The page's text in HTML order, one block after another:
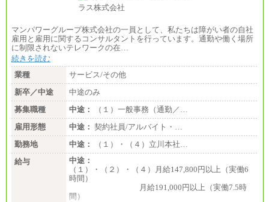
マンパワーグループ株式会社の一員として、私たちは障がい者の自社
雇用と雇用に関するコンサルタントを行っています。通勤や働く場所
に制限されないテレワークの在…
続きを読む
業種
サービス/その他
新卒／中途
中途のみ
募集職種
中途：
（１）一般事務（通勤／…
雇用形態
中途： 契約社員/アルバイト・…
勤務地
中途：
（１）・（４）立川本社…
給与
中途：
（１）・（２）・（４）月給147,800円以上（実働6
時間）
月給191,000円以上（実働7.5時
間）